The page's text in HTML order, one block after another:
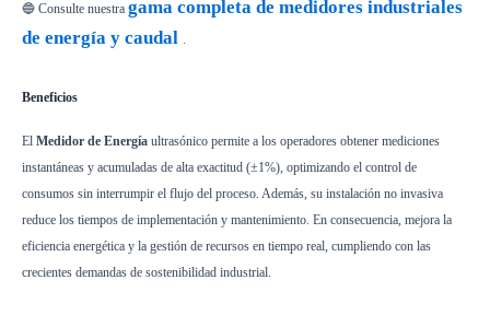
🔵 Consulte nuestra gama completa de medidores industriales
de energía y caudal .
Beneficios
El Medidor de Energía ultrasónico permite a los operadores obtener mediciones
instantáneas y acumuladas de alta exactitud (±1%), optimizando el control de
consumos sin interrumpir el flujo del proceso. Además, su instalación no invasiva
reduce los tiempos de implementación y mantenimiento. En consecuencia, mejora la
eficiencia energética y la gestión de recursos en tiempo real, cumpliendo con las
crecientes demandas de sostenibilidad industrial.